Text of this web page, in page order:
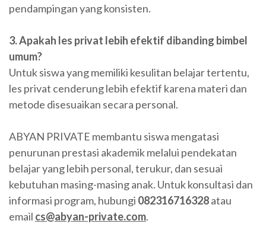
pendampingan yang konsisten.
3. Apakah les privat lebih efektif dibanding bimbel
umum?
Untuk siswa yang memiliki kesulitan belajar tertentu,
les privat cenderung lebih efektif karena materi dan
metode disesuaikan secara personal.
ABYAN PRIVATE membantu siswa mengatasi
penurunan prestasi akademik melalui pendekatan
belajar yang lebih personal, terukur, dan sesuai
kebutuhan masing-masing anak. Untuk konsultasi dan
informasi program, hubungi 082316716328atau
email cs@abyan-private.com.